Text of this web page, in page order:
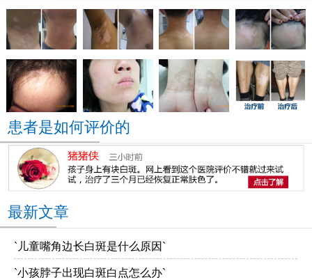
患者是如何评价的
最新文章
`儿童嘴角边长白斑是什么原因`
`小孩脖子出现白斑白点怎么办`